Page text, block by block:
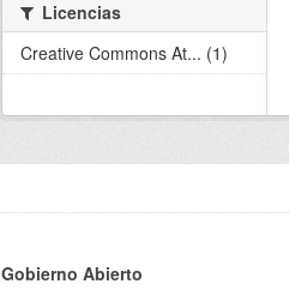
Licencias
Creative Commons At... (1)
Gobierno Abierto